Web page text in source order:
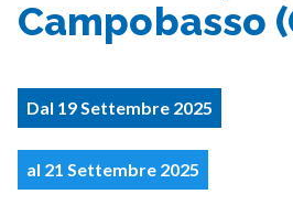
Campobasso
Dal 19 Settembre 2025
al 21 Settembre 2025